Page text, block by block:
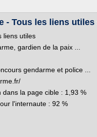
- Tous les liens utiles
liens utiles
gardien de la paix ...
gendarme et police ...
la page cible : 1,93 %
l'internaute : 92 %